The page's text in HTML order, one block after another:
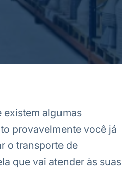
existem algumas
provavelmente você já
o transporte de
que vai atender às suas